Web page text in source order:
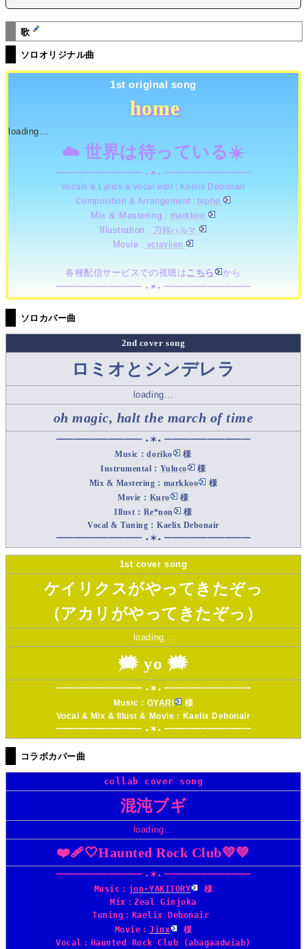
歌
ソロオリジナル曲
1st original song
home
home
loading...
☁️ 世界は待っている☀️
━━━━━━━━━━ ⬩✶⬩ ━━━━━━━━━━
Vocals & Lyrics & vocal edit : Kaelix Debonair
Composition & Arrangement : tephe
Mix & Mastering : markkoo
Illustration : 刀祢ハルマ
Movie : vclaylien
各種配信サービスでの視聴はこちら から
━━━━━━━━━━ ⬩✶⬩ ━━━━━━━━━━
ソロカバー曲
2nd cover song
ロミオとシンデレラ
loading...
oh magic, halt the march of time
━━━━━━━━━━ ⬩✶⬩ ━━━━━━━━━━
Music：doriko
様
Instrumental： Yuluco
様
Mix & Mastering： markkoo
様
Movie： Kuro
様
Illust： Re*non
様
Vocal & Tuning： Kaelix Debonair
━━━━━━━━━━ ⬩✶⬩ ━━━━━━━━━━
1st cover song
ケイリクスがやってきたぞっ
（アカリがやってきたぞっ）
loading...
🗯️ yo 🗯️
━━━━━━━━━━ ⬩✶⬩ ━━━━━━━━━━
Music： GYARI
様
Vocal & Mix & Illust & Movie： Kaelix Debonair
━━━━━━━━━━ ⬩✶⬩ ━━━━━━━━━━
コラボカバー曲
collab cover song
混沌ブギ
loading...
❤️‍🩹🤍Haunted Rock Club💛💚
━━━━━━━━━━ ⬩✶⬩ ━━━━━━━━━━
Music： jon-YAKITORY
様
Mix：Zeal Ginjoka
Tuning： Kaelix Debonair
Movie： Jinx
様
Vocal： Haunted Rock Club (abagaadwiab)